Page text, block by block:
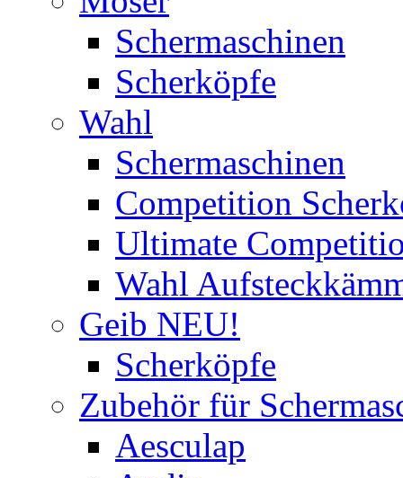
Schermaschinen
Scherköpfe
Wahl
Schermaschinen
Competition
Ultimate
Wahl
Geib NEU!
Scherköpfe
Zubehör für
Aesculap